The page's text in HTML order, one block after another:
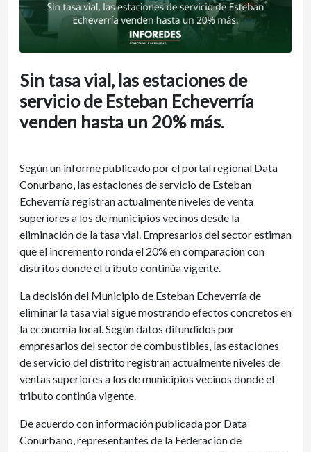
Sin tasa vial, las estaciones de
servicio de Esteban Echeverría
venden hasta un 20% más.
Según un informe publicado por el portal regional Data
Conurbano, las estaciones de servicio de Esteban
Echeverría registran actualmente niveles de venta
superiores a los de municipios vecinos desde la
eliminación de la tasa vial. Empresarios del sector estiman
que el incremento ronda el 20% en comparación con
distritos donde el tributo continúa vigente.
La decisión del Municipio de Esteban Echeverría de
eliminar la tasa vial sigue mostrando efectos concretos en
la economía local. Según datos difundidos por
empresarios del sector de combustibles, las estaciones
de servicio del distrito registran actualmente niveles de
ventas superiores a los de municipios vecinos donde el
tributo continúa vigente.
De acuerdo con información publicada por Data
Conurbano, representantes de la Federación de